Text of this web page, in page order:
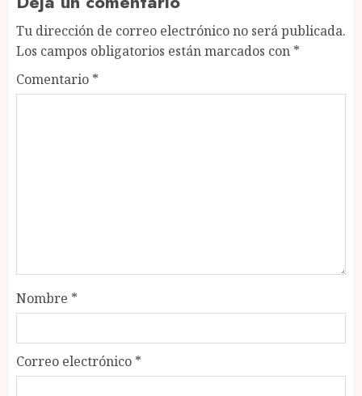
Tu dirección de correo electrónico no será publicada.
Los campos obligatorios están marcados con *
Comentario *
Nombre *
Correo electrónico *